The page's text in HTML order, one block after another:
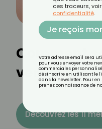
Comment
verrue
Découvrez les 11
ces traceurs,
confidentialité.
Je reçois
Votre adresse email sera
pour vous envoyer votre
commerciales
désinscrire en utilisant le
dans la newsletter. Pour en
prenez connaissance de